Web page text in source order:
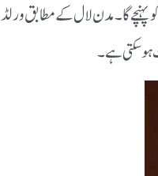
پہنچے گا۔ مدن لال کے مطابق ورلڈ
سکتی ہے۔